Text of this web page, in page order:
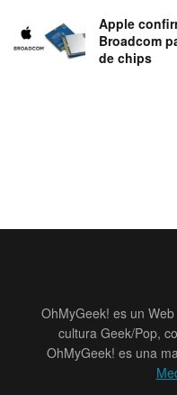
Apple
Broadcom
de chips
OhMyGeek! es un
cultura Geek/Pop,
OhMyGeek! es una